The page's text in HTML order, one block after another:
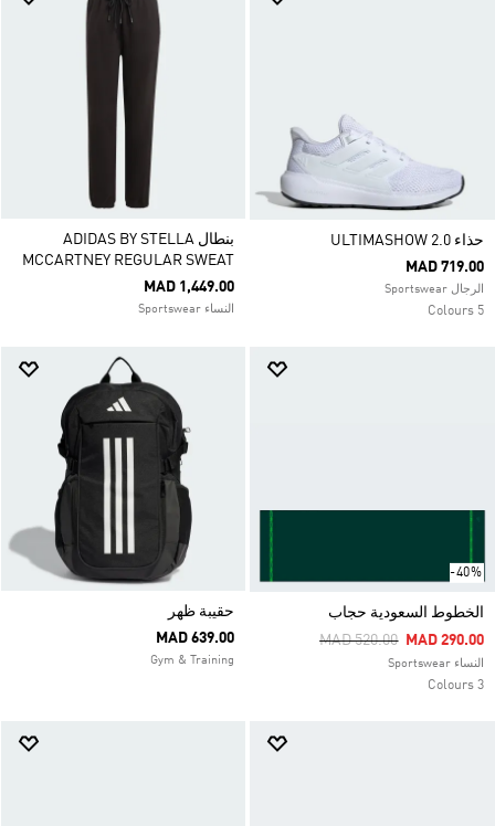
حذاء ULTIMASHOW 2.0
MAD 719.00
الرجال Sportswear
5 Colours
بنطال ADIDAS BY STELLA
MCCARTNEY REGULAR SWEAT
MAD 1,449.00
النساء Sportswear
-40%
الخطوط السعودية حجاب
Price Reduced From
MAD 520.00ToMAD 290.00
النساء Sportswear
3 Colours
حقيبة ظهر
MAD 639.00
Gym & Training